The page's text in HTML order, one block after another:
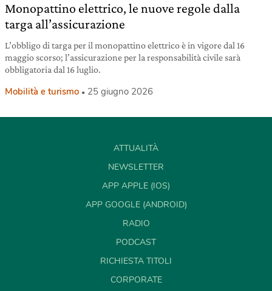
Monopattino elettrico, le nuove regole dalla
targa all’assicurazione
L’obbligo di targa per il monopattino elettrico è in vigore dal 16
maggio scorso; l’assicurazione per la responsabilità civile sarà
obbligatoria dal 16 luglio.
Mobilità e turismo 25 giugno 2026
ATTUALITÀ
NEWSLETTER
APP APPLE (IOS)
APP GOOGLE (ANDROID)
RADIO
PODCAST
RICHIESTA TITOLI
CORPORATE